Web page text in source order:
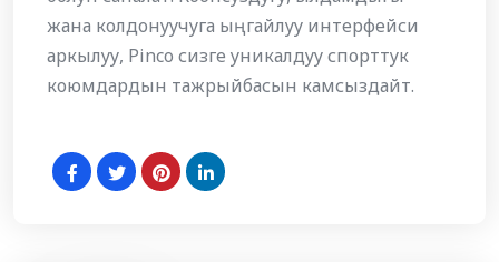
жана колдонуучуга ыңгайлуу интерфейси
аркылуу, Pinco сизге уникалдуу спорттук
коюмдардын тажрыйбасын камсыздайт.